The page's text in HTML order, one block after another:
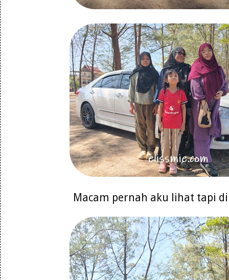
Macam pernah aku lihat tapi